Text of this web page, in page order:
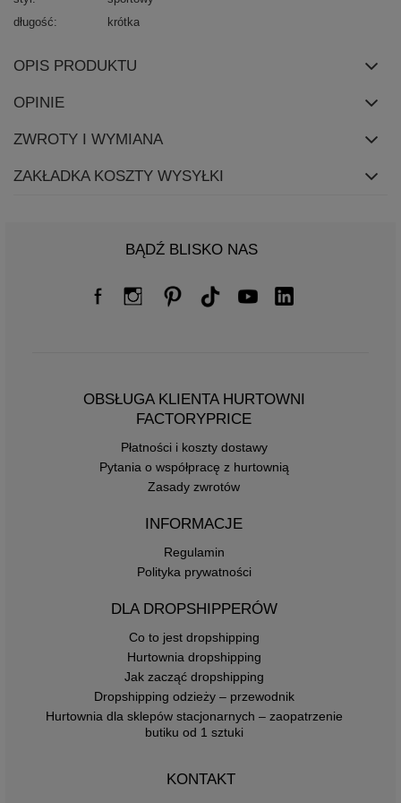
długość
krótka
OPIS PRODUKTU
OPINIE
ZWROTY I WYMIANA
ZAKŁADKA KOSZTY WYSYŁKI
BĄDŹ BLISKO NAS
OBSŁUGA KLIENTA HURTOWNI
FACTORYPRICE
Płatności i koszty dostawy
Pytania o współpracę z hurtownią
Zasady zwrotów
INFORMACJE
Regulamin
Polityka prywatności
DLA DROPSHIPPERÓW
Co to jest dropshipping
Hurtownia dropshipping
Jak zacząć dropshipping
Dropshipping odzieży – przewodnik
Hurtownia dla sklepów stacjonarnych – zaopatrzenie
butiku od 1 sztuki
KONTAKT